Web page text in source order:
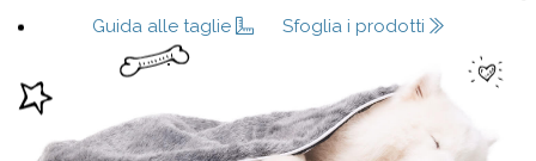
Guida alle taglie Sfoglia i prodotti